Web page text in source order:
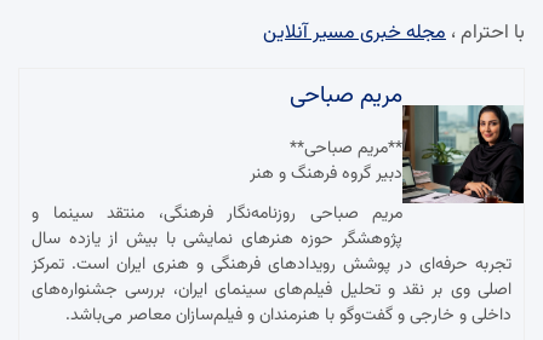
با احترام ، مجله خبری مسیر آنلاین
مریم صباحی
**مریم صباحی**
دبیر گروه فرهنگ و هنر
مریم صباحی روزنامه‌نگار فرهنگی، منتقد سینما و
پژوهشگر حوزه هنرهای نمایشی با بیش از یازده سال
تجربه حرفه‌ای در پوشش رویدادهای فرهنگی و هنری ایران است. تمرکز
اصلی وی بر نقد و تحلیل فیلم‌های سینمای ایران، بررسی جشنواره‌های
داخلی و خارجی و گفت‌وگو با هنرمندان و فیلم‌سازان معاصر می‌باشد.